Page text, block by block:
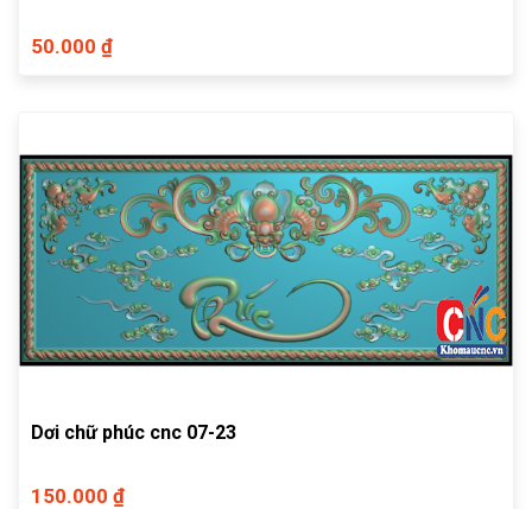
50.000 ₫
Dơi chữ phúc cnc 07-23
150.000 ₫